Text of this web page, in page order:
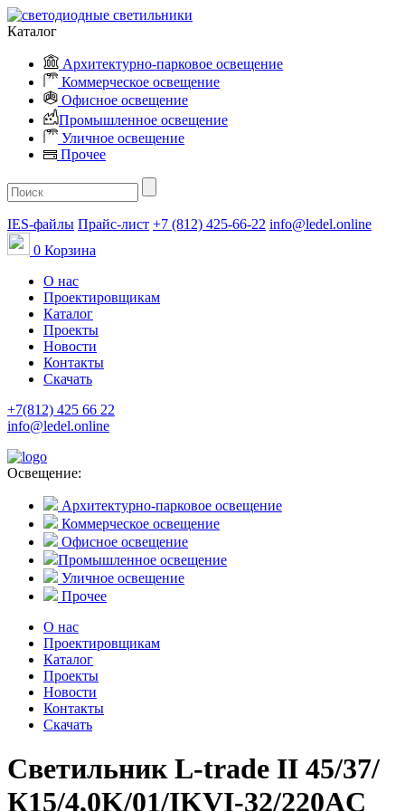
Каталог
Архитектурно-парковое освещение
Коммерческое освещение
Офисное освещение
Промышленное освещение
Уличное освещение
Прочее
IES-файлы Прайс-лист +7 (812) 425-66-22 info@ledel.online
0 Корзина
О нас
Проектировщикам
Каталог
Проекты
Новости
Контакты
Скачать
+7(812) 425 66 22
info@ledel.online
Освещение:
Архитектурно-парковое освещение
Коммерческое освещение
Офисное освещение
Промышленное освещение
Уличное освещение
Прочее
О нас
Проектировщикам
Каталог
Проекты
Новости
Контакты
Скачать
Светильник L-trade II 45/37/
К15/4,0K/01/IKVI-32/220AC